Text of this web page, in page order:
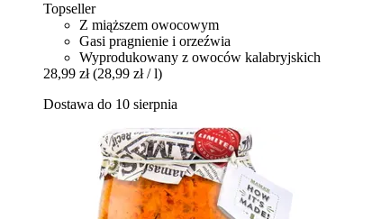
Topseller
Z miąższem owocowym
Gasi pragnienie i orzeźwia
Wyprodukowany z owoców kalabryjskich
28,99 zł (28,99 zł / l)
Dostawa do 10 sierpnia